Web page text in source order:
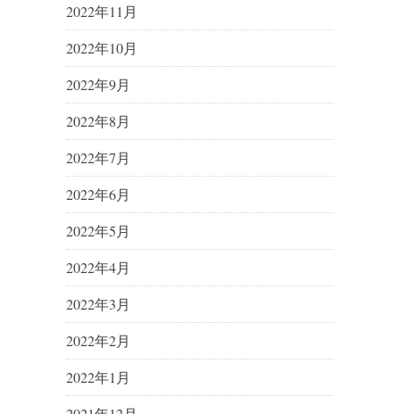
2022年11月
2022年10月
2022年9月
2022年8月
2022年7月
2022年6月
2022年5月
2022年4月
2022年3月
2022年2月
2022年1月